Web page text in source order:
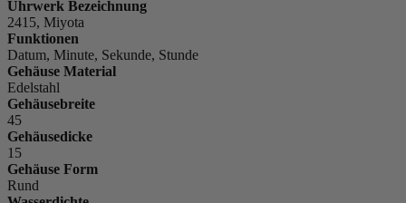
Uhrwerk Bezeichnung
2415, Miyota
Funktionen
Datum, Minute, Sekunde, Stunde
Gehäuse Material
Edelstahl
Gehäusebreite
45
Gehäusedicke
15
Gehäuse Form
Rund